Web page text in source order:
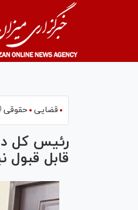
قضایی حقوقی
رئیس کل
قابل